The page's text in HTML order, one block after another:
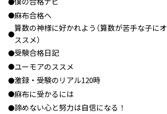
●麻布合格へ
●
算数の神様に好かれよう（算数が苦手な子にオ
ススメ）
●受験合格日記
●ユーモアのススメ
●激録・受験のリアル120時
●麻布に受かるには
●諦めない心と努力は自信になる！